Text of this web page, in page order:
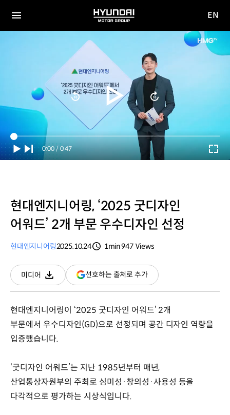
전체
HYUNDAI
MOTOR
GROUP
사이
이동
EN
Current
Time
0:00 / Duration
0:47
현대엔지니어링, ‘2025 굿디자인
어워드’ 2개 부문 우수디자인 선정
현대엔지니어링2025.10.24
1min947 Views
미디어
다운로드
선호하는 출처로 추가(새
창
현대엔지니어링이 ‘2025 굿디자인 어워드’ 2개
부문에서 우수디자인(GD)으로 선정되며 공간 디자인 역량을
입증했습니다.
‘굿디자인 어워드’는 지난 1985년부터 매년,
산업통상자원부의 주최로 심미성·창의성·사용성 등을
다각적으로 평가하는 시상식입니다.